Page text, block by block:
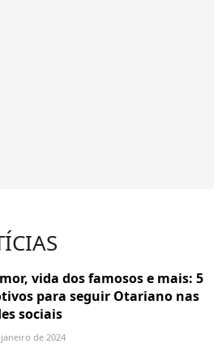
vida dos famosos e mais: 5
para seguir Otariano nas
sociais
de 2024